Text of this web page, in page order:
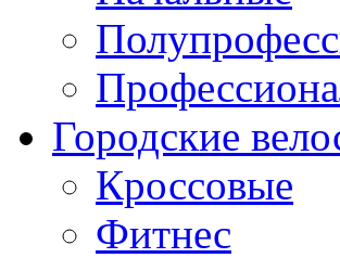
Городские
Кроссовые
Фитнес